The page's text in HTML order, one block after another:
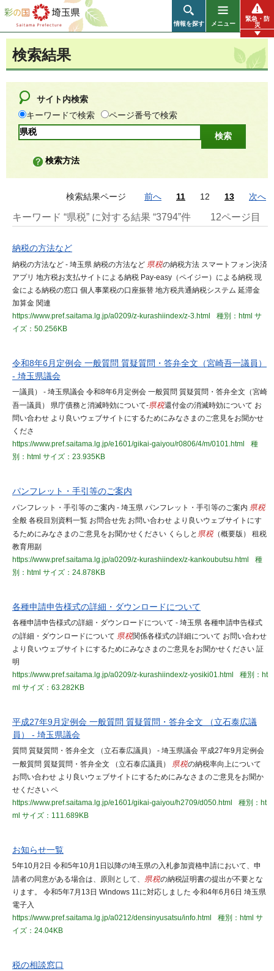
彩の国 埼玉県
情報を探す メニュー
緊急・防
災
検索結果
サイト内検索
キーワードで検索
ページ番号で検索
検索方法
検索結果ページ 前へ 11 12 13 次へ
キーワード “県税” に対する結果 “3794”件 12ページ目
納税の方法など
納税の方法など - 埼玉県 納税の方法など 県税の納税方法 スマートフォン決済
アプリ 地方税お支払サイトによる納税 Pay-easy（ペイジー）による納税 現
金による納税の窓口 個人事業税の口座振替 地方税共通納税システム 延滞金
加算金 関連
https://www.pref.saitama.lg.jp/a0209/z-kurashiindex/z-3.html
種別：html サ
イズ：50.256KB
令和8年6月定例会 一般質問 質疑質問・答弁全文（宮崎吾一議員）
- 埼玉県議会
一議員） - 埼玉県議会 令和8年6月定例会 一般質問 質疑質問・答弁全文（宮崎
吾一議員） 県庁債務と消滅時効について-県税還付金の消滅時効について お
問い合わせ より良いウェブサイトにするためにみなさまのご意見をお聞かせ
くださ
https://www.pref.saitama.lg.jp/e1601/gikai-gaiyou/r0806/4/m/0101.html
種
別：html サイズ：23.935KB
パンフレット・手引等のご案内
パンフレット・手引等のご案内 - 埼玉県 パンフレット・手引等のご案内 県税
全般 各税目別資料一覧 お問合せ先 お問い合わせ より良いウェブサイトにす
るためにみなさまのご意見をお聞かせください くらしと 県税 （概要版） 租税
教育用副
https://www.pref.saitama.lg.jp/a0209/z-kurashiindex/z-kankoubutsu.html
種
別：html サイズ：24.878KB
各種申請申告様式の詳細・ダウンロードについて
各種申請申告様式の詳細・ダウンロードについて - 埼玉県 各種申請申告様式
の詳細・ダウンロードについて 県税関係各様式の詳細について お問い合わせ
より良いウェブサイトにするためにみなさまのご意見をお聞かせください 証
明
https://www.pref.saitama.lg.jp/a0209/z-kurashiindex/z-yosiki01.html
種別：ht
ml サイズ：63.282KB
平成27年9月定例会 一般質問 質疑質問・答弁全文 （立石泰広議
員） - 埼玉県議会
質問 質疑質問・答弁全文 （立石泰広議員） - 埼玉県議会 平成27年9月定例会
一般質問 質疑質問・答弁全文 （立石泰広議員） 県税の納税率向上について
お問い合わせ より良いウェブサイトにするためにみなさまのご意見をお聞か
せください ペ
https://www.pref.saitama.lg.jp/e1601/gikai-gaiyou/h2709/d050.html
種別：ht
ml サイズ：111.689KB
お知らせ一覧
5年10月2日 令和5年10月1日以降の埼玉県の入札参加資格申請において、申
請者の同意がある場合は、原則として、 県税の納税証明書の提出が不要とな
ります。 令和5年7月13日 Windows 11に対応しました 令和4年6月6日 埼玉県
電子入
https://www.pref.saitama.lg.jp/a0212/densinyusatsu/info.html
種別：html サ
イズ：24.04KB
税の相談窓口